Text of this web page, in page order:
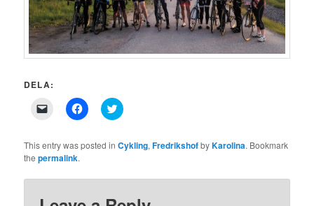
DELA:
Click
link
to
a
(Opens
Click
to
Facebook
(Opens
window)
Click
to
Twitter
(Opens
window)
This entry was posted inCykling,FredrikshofbyKarolina. Bookmark
thepermalink.